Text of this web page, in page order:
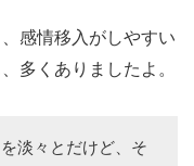
感情移入がしやすい
多くありましたよ。
淡々とだけど、そ